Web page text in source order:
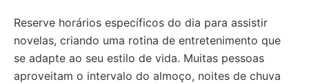
Reserve horários específicos do dia para assistir
novelas, criando uma rotina de entretenimento que
se adapte ao seu estilo de vida. Muitas pessoas
aproveitam o intervalo do almoço, noites de chuva